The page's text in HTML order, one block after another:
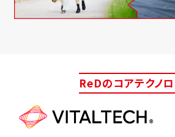
ReDのコアテクノ